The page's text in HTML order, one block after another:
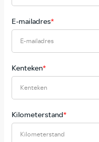
E-mailadres*
Kenteken*
Kilometerstand*